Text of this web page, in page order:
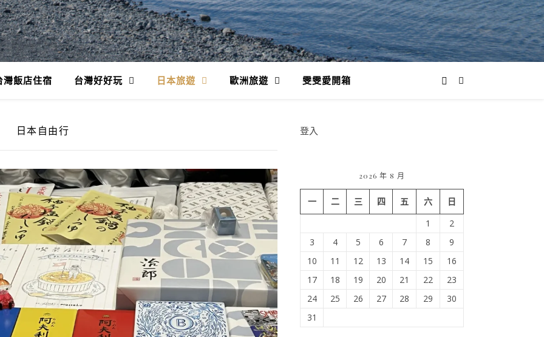
灣飯店住宿 台灣好好玩 日本旅遊 歐洲旅遊 雯雯愛開箱
日本自由行 登入
2026 年 8 月
一 二 三 四 五 六
日
1
2
3
4 5 6 7 8
9
10
11 12 13 14 15
16
17
18 19 20 21 22
23
24
25 26 27 28 29
30
31